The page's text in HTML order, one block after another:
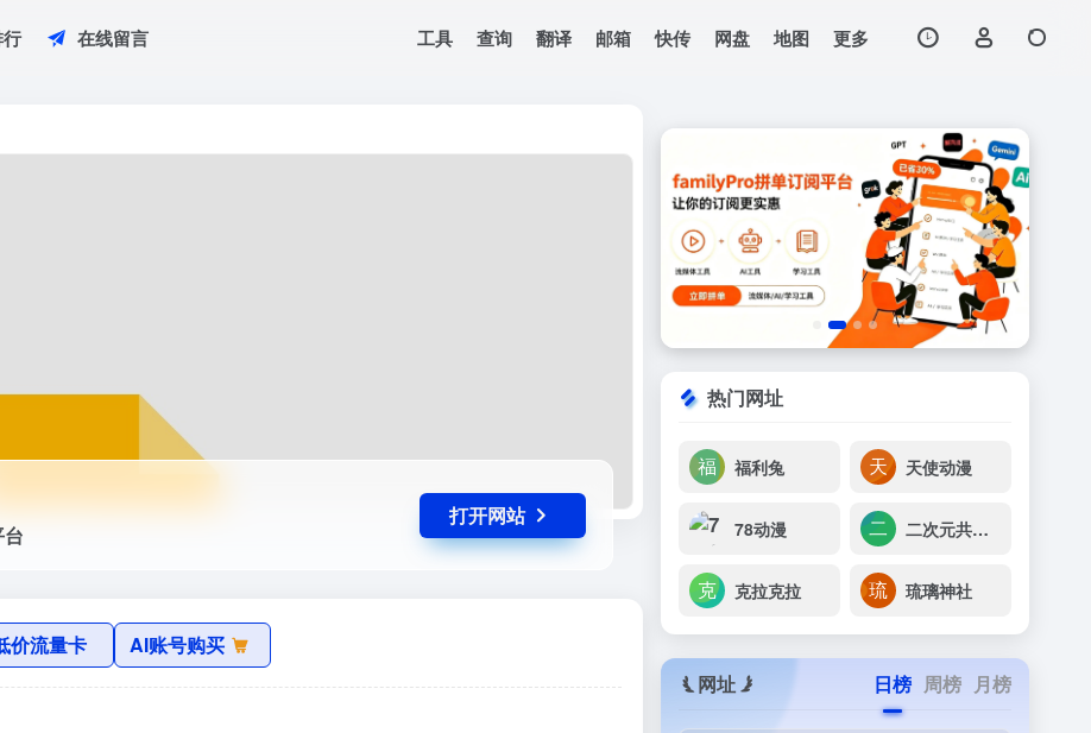
在线留言 工具 查询 翻译 邮箱 快传 网盘 地图 更多
打开网站
价流量卡 AI账号购买
台
热门网址
福利兔 天使动漫
78动漫 二次元共享站2cyshare
克拉克拉 琉璃神社
网址 日榜 周榜 月榜